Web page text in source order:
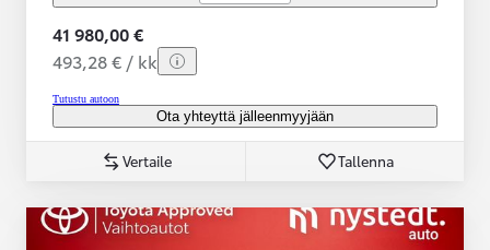
41 980,00 €
493,28 € / kk
Tutustu autoon
Ota yhteyttä jälleenmyyjään
Vertaile Tallenna